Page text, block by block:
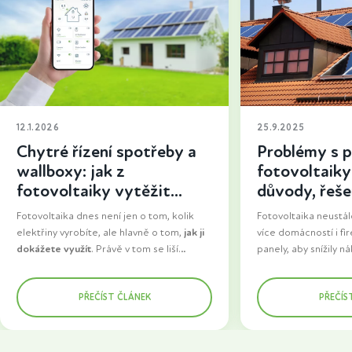
12.1.2026
Chytré řízení spotřeby a
wallboxy: jak z
fotovoltaiky vytěžit
maximum
Fotovoltaika dnes není jen o tom, kolik
elektřiny vyrobíte, ale hlavně o tom, jak ji
dokážete využít. Právě v tom se liší
dlouhodobě smysl. Do popředí se proto
dostává chytré řízení spotřeby a wallboxy
pro nabíjení elektromobilů. Prvky, které z
Zatímco dříve šla velká část vyrobené
energie do sítě, dnes se domácnosti snaží
spotřebovat co nejvíc elektřiny přímo u
PŘEČÍST ČLÁNEK
25.9.2025
Problémy s
důvody,
uspět
Fotovoltaika
více domácností i
panely, aby snížily
Jenže jeden
jako největší
fotovoltaiky k